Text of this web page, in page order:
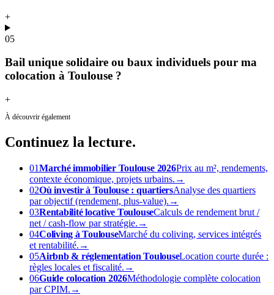
+
05
Bail unique solidaire ou baux individuels pour ma
colocation à Toulouse ?
+
À découvrir également
Continuez la lecture.
01Marché immobilier Toulouse 2026Prix au m², rendements,
contexte économique, projets urbains. →
02Où investir à Toulouse : quartiersAnalyse des quartiers
par objectif (rendement, plus-value). →
03Rentabilité locative ToulouseCalculs de rendement brut /
net / cash-flow par stratégie. →
04Coliving à ToulouseMarché du coliving, services intégrés
et rentabilité. →
05Airbnb & réglementation ToulouseLocation courte durée :
règles locales et fiscalité. →
06Guide colocation 2026Méthodologie complète colocation
par CPIM. →